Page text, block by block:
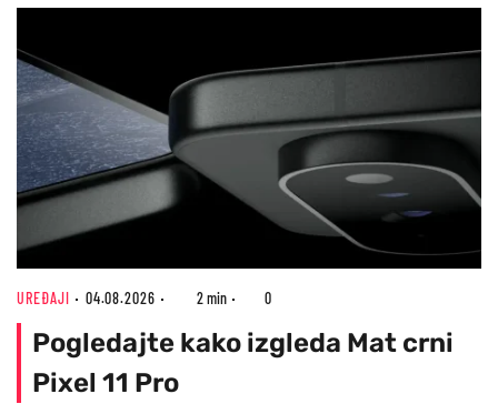
UREĐAJI 04.08.2026 2 min 0
Pogledajte kako izgleda Mat crni
Pixel 11 Pro